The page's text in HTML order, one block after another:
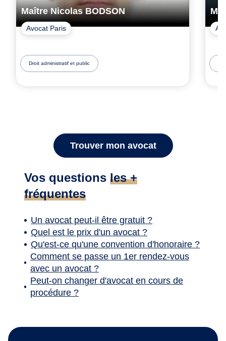
Maître Nicolas BODSON
Avocat Paris
Droit administratif et public
Trouver mon avocat
Vos questions les +
fréquentes
Un avocat peut-il être gratuit ?
Quel est le prix d'un avocat ?
Qu'est-ce qu'une convention d'honoraire ?
Comment se passe un 1er rendez-vous
avec un avocat ?
Peut-on changer d'avocat en cours de
procédure ?